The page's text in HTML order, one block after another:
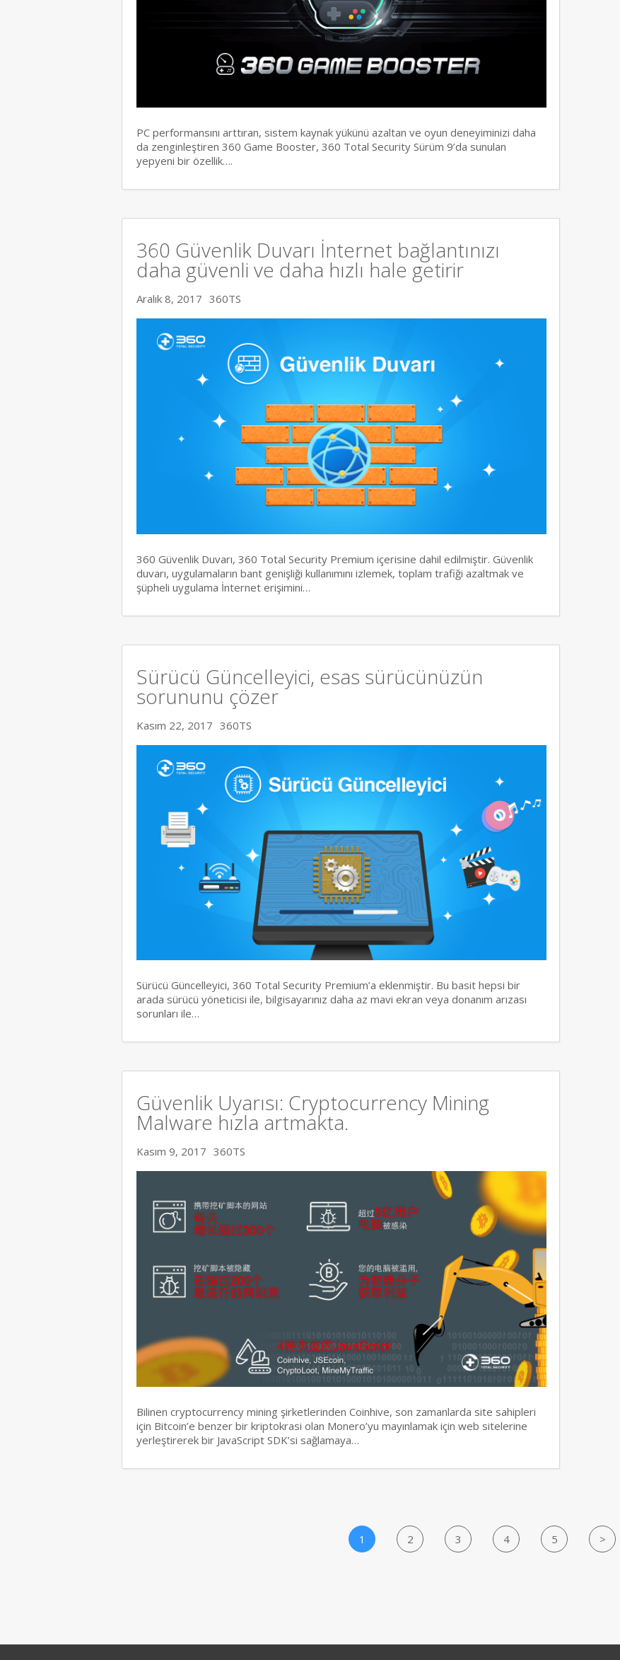
PC performansını arttıran, sistem kaynak yükünü azaltan ve oyun deneyiminizi daha
da zenginleştiren 360 Game Booster, 360 Total Security Sürüm 9’da sunulan
yepyeni bir özellik….
360 Güvenlik Duvarı İnternet bağlantınızı
daha güvenli ve daha hızlı hale getirir
Aralık 8, 2017 360TS
360 Güvenlik Duvarı, 360 Total Security Premium içerisine dahil edilmiştir. Güvenlik
duvarı, uygulamaların bant genişliği kullanımını izlemek, toplam trafiği azaltmak ve
şüpheli uygulama İnternet erişimini…
Sürücü Güncelleyici, esas sürücünüzün
sorununu çözer
Kasım 22, 2017 360TS
Sürücü Güncelleyici, 360 Total Security Premium’a eklenmiştir. Bu basit hepsi bir
arada sürücü yöneticisi ile, bilgisayarınız daha az mavi ekran veya donanım arızası
sorunları ile…
Güvenlik Uyarısı: Cryptocurrency Mining
Malware hızla artmakta.
Kasım 9, 2017 360TS
Bilinen cryptocurrency mining şirketlerinden Coinhive, son zamanlarda site sahipleri
için Bitcoin’e benzer bir kriptokrasi olan Monero’yu mayınlamak için web sitelerine
yerleştirerek bir JavaScript SDK’si sağlamaya…
1 2 3 4 5 >